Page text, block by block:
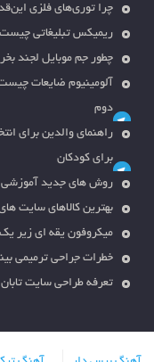
چرا توری‌های فلزی
ریمیکس تبلیغاتی چیست
چطور جم موبایل لجند
آلومینیوم ضایعات
دوم
راهنمای والدین برای
برای کودکان
روش های جدید آموزشی
بهترین کالاهای سایت
میکروفون یقه ای زیر
خطرات جراحی ترمیمی
تعرفه طراحی سایت